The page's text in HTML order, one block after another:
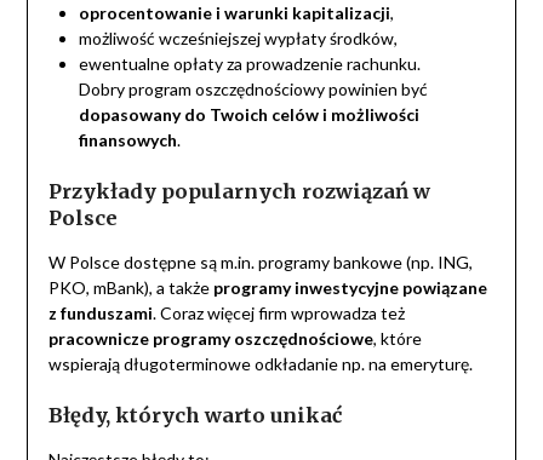
oprocentowanie i warunki kapitalizacji,
możliwość wcześniejszej wypłaty środków,
ewentualne opłaty za prowadzenie rachunku.
Dobry program oszczędnościowy powinien być
dopasowany do Twoich celów i możliwości
finansowych.
Przykłady popularnych rozwiązań w
Polsce
W Polsce dostępne są m.in. programy bankowe (np. ING,
PKO, mBank), a także programy inwestycyjne powiązane
z funduszami. Coraz więcej firm wprowadza też
pracownicze programy oszczędnościowe, które
wspierają długoterminowe odkładanie np. na emeryturę.
Błędy, których warto unikać